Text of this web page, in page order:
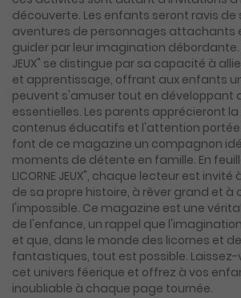
découverte. Les enfants seront ravis de
aventures de personnages attachants
guider par leur imagination débordante.
JEUX" se distingue par sa capacité à
et apprentissage, offrant aux enfants
peuvent s'amuser tout en développant
essentielles. Les parents apprécieront
contenus éducatifs et l'attention portée
font de ce magazine un compagnon
moments de détente en famille. En
LICORNE JEUX", chaque lecteur est
de sa propre histoire, à rêver grand et à
l'impossible. Ce magazine est une
de l'enfance, un rappel que
et que, dans le monde des licornes et
fantastiques, tout est possible.
cet univers féerique et offrez à vos
inoubliable à chaque page tournée.